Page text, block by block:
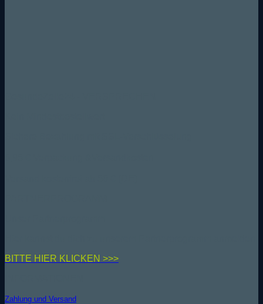
BITTE HIER KLICKEN >>>
Zahlung und Versand